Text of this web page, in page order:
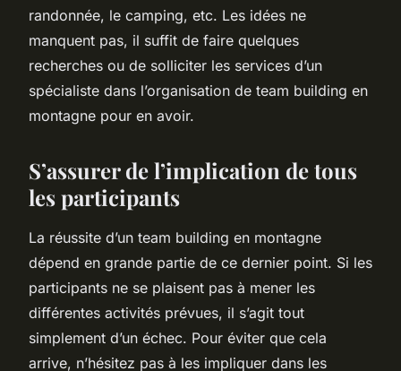
randonnée, le camping, etc. Les idées ne
manquent pas, il suffit de faire quelques
recherches ou de solliciter les services d’un
spécialiste dans l’organisation de team building en
montagne pour en avoir.
S’assurer de l’implication de tous
les participants
La réussite d’un team building en montagne
dépend en grande partie de ce dernier point. Si les
participants ne se plaisent pas à mener les
différentes activités prévues, il s’agit tout
simplement d’un échec. Pour éviter que cela
arrive, n’hésitez pas à les impliquer dans les